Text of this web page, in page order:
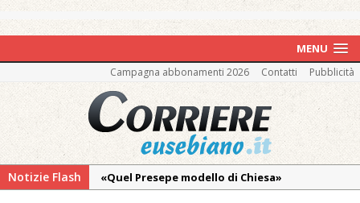
MENU
Campagna abbonamenti 2026 Contatti Pubblicità
Notizie Flash
«Quel Presepe modello di Chiesa»